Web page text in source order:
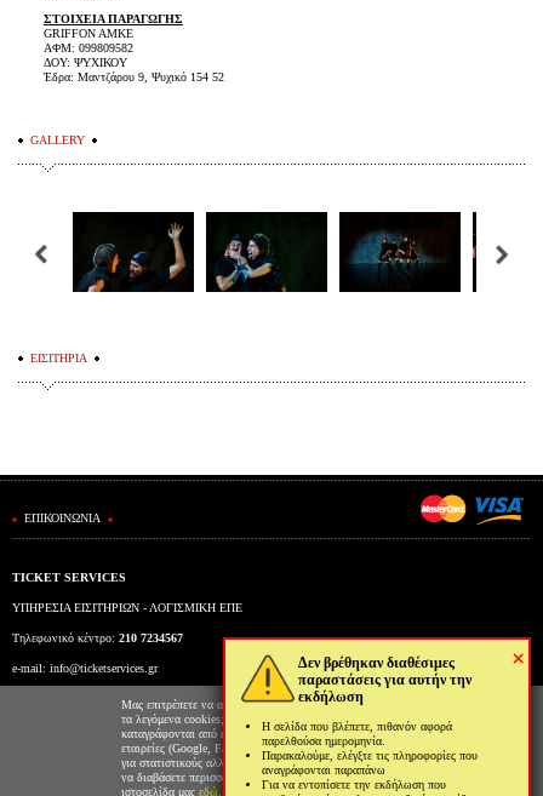
×
Δεν βρέθηκαν διαθέσιμες
παραστάσεις για αυτήν την
εκδήλωση
Η σελίδα που βλέπετε, πιθανόν αφορά
παρελθούσα ημερομηνία.
Παρακαλούμε, ελέγξτε τις πληροφορίες που
αναγράφονται παραπάνω
Για να εντοπίσετε την εκδήλωση που
ΣΤΟΙΧΕΙΑ ΠΑΡΑΓΩΓΗΣ
GRIFFON AMKE
ΑΦΜ: 099809582
ΔΟΥ: ΨΥΧΙΚΟΥ
Έδρα: Μαντζάρου 9, Ψυχικό 154 52
GALLERY
ΕΙΣΙΤΗΡΙΑ
ΕΠΙΚΟΙΝΩΝΙΑ
TICKET SERVICES
ΥΠΗΡΕΣΙΑ ΕΙΣΙΤΗΡΙΩΝ - ΛΟΓΙΣΜΙΚΗ ΕΠΕ
Τηλεφωνικό κέντρο: 210 7234567
e-mail: info@ticketservices.gr
Εκδοτήριο: Πανεπιστημίου 39 (Στοά Πεσμαζόγλου), Αθήνα
Ώρες λειτουργίας εκδοτηρίου: Δευ-Παρ: 9πμ-5μμ
Μας επιτρέπετε να αποθηκεύουμε στον φυλλομετρητή σας
τα λεγόμενα cookies; Με αυτόν τον τρόπο θα
καταγράφονται από εμάς και τρίτες συνεργαζόμενες
εταιρείες (Google, Facebook κτλ) στοιχεία επισκεψιμότητας
για στατιστικούς αλλά και διαφημιστικούς λόγους. Μπορείτε
να διαβάσετε περισσότερα για την χρήση cookies από την
ιστοσελίδα μας εδώ